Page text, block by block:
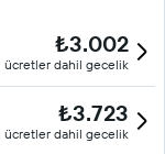
₺3.002
ücretler dahil gecelik
₺3.723
ücretler dahil gecelik